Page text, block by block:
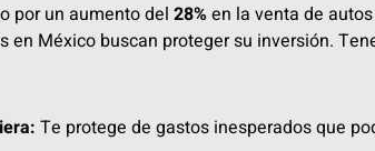
por un aumento del 28%en la venta de
en México buscan proteger su inversión.
Te protege de gastos inesperados que